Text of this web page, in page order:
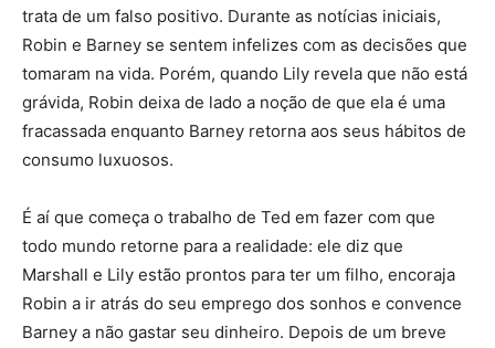
trata de um falso positivo. Durante as notícias iniciais,
Robin e Barney se sentem infelizes com as decisões que
tomaram na vida. Porém, quando Lily revela que não está
grávida, Robin deixa de lado a noção de que ela é uma
fracassada enquanto Barney retorna aos seus hábitos de
consumo luxuosos.
É aí que começa o trabalho de Ted em fazer com que
todo mundo retorne para a realidade: ele diz que
Marshall e Lily estão prontos para ter um filho, encoraja
Robin a ir atrás do seu emprego dos sonhos e convence
Barney a não gastar seu dinheiro. Depois de um breve